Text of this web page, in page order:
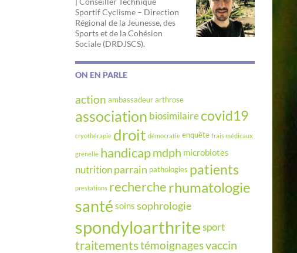
Sportif Cyclisme – Direction
Régional de la Jeunesse, des
Sports et de la Cohésion
Sociale (DRDJSCS).
ON EN PARLE
action ambassadeurarthrose
association biosimilairecovid19
cryothérapie droit démocratie enquête frais médicaux
grenelle handicapmdph microbiotes
nutritionparrain pathologies patients
prestations rechercherhumatologie
santé soins sophrologie
spondyloarthritesport
traitementstémoignagesvaccin